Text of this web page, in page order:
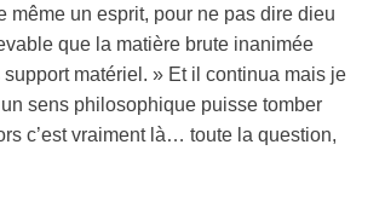
un esprit, pour ne pas dire dieu
que la matière brute inanimée
matériel. » Et il continua mais je
sens philosophique puisse tomber
c’est vraiment là… toute la question,